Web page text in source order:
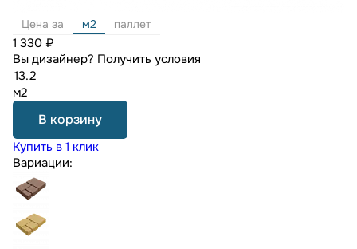
Цена за м2 паллет
1 330 ₽
Вы дизайнер? Получить условия
м2
В корзину
Купить в 1 клик
Вариации: